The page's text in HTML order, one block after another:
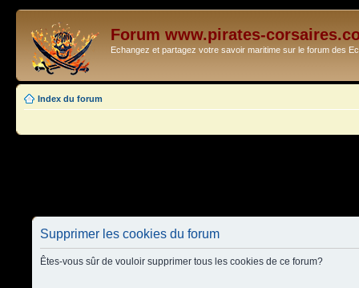
Forum www.pirates-
Echangez et partagez votre savoir maritime sur le forum des
Index du forum
Supprimer les cookies du forum
Êtes-vous sûr de vouloir supprimer tous les cookies de ce forum?